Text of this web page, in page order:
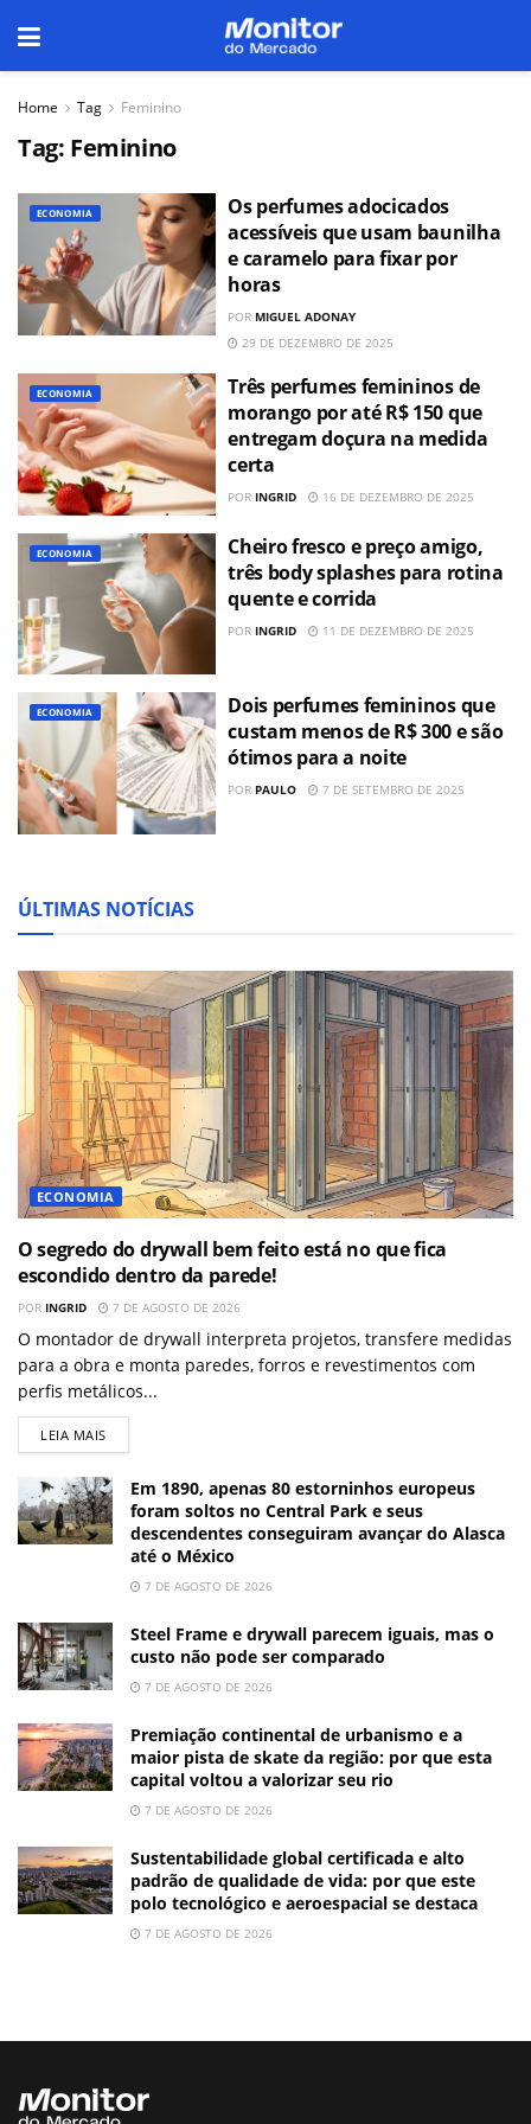
Home Tag Feminino
Tag: Feminino
ECONOMIA
Os perfumes adocicados
acessíveis que usam baunilha
e caramelo para fixar por
horas
POR MIGUEL ADONAY
29 DE DEZEMBRO DE 2025
ECONOMIA
Três perfumes femininos de
morango por até R$ 150 que
entregam doçura na medida
certa
POR INGRID 16 DE DEZEMBRO DE 2025
ECONOMIA
Cheiro fresco e preço amigo,
três body splashes para rotina
quente e corrida
POR INGRID 11 DE DEZEMBRO DE 2025
ECONOMIA
Dois perfumes femininos que
custam menos de R$ 300 e são
ótimos para a noite
POR PAULO 7 DE SETEMBRO DE 2025
ÚLTIMAS NOTÍCIAS
ECONOMIA
O segredo do drywall bem feito está no que fica
escondido dentro da parede!
POR INGRID 7 DE AGOSTO DE 2026
O montador de drywall interpreta projetos, transfere medidas
para a obra e monta paredes, forros e revestimentos com
perfis metálicos...
LEIA MAIS
Em 1890, apenas 80 estorninhos europeus
foram soltos no Central Park e seus
descendentes conseguiram avançar do Alasca
até o México
7 DE AGOSTO DE 2026
Steel Frame e drywall parecem iguais, mas o
custo não pode ser comparado
7 DE AGOSTO DE 2026
Premiação continental de urbanismo e a
maior pista de skate da região: por que esta
capital voltou a valorizar seu rio
7 DE AGOSTO DE 2026
Sustentabilidade global certificada e alto
padrão de qualidade de vida: por que este
polo tecnológico e aeroespacial se destaca
7 DE AGOSTO DE 2026